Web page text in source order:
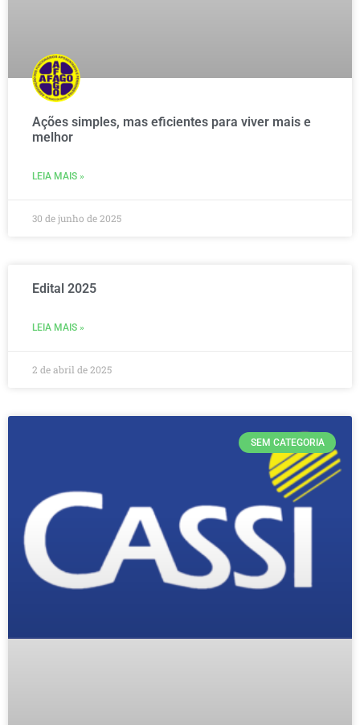
Ações simples, mas eficientes para viver mais e
melhor
LEIA MAIS »
30 de junho de 2025
Edital 2025
LEIA MAIS »
2 de abril de 2025
SEM CATEGORIA